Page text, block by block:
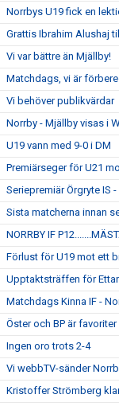
Norrbys U19 fick en
Grattis Ibrahim Alushaj
Vi var bättre än Mjällby!
Matchdags, vi är
Vi behöver publikvärdar
Norrby - Mjällby visas i
U19 vann med 9-0 i DM
Premiärseger för U21
Seriepremiär Örgryte IS -
Sista matcherna innan
NORRBY IF
Förlust för U19 mot ett
Upptaktsträffen för
Matchdags Kinna IF -
Öster och BP är
Ingen oro trots 2-4
Vi webbTV-sänder
Kristoffer Strömberg